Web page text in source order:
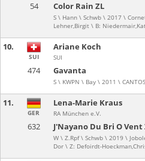
54 Color Rain ZL
S \ Hann \ Schwb \ 2017 \
Lehner,Birgit \ B:
10.
474 Gavanta
S \ KWPN \ Bay \ 2011 \
SUI
Ariane Koch
SUI
11.
632 J'Nayano Du Bri O Vent
W \ Z.Rpf \ Schwb \ 2019 \
Dor \ Z: Defoirdt-
GER
Lena-Marie Kraus
RA München e.V.